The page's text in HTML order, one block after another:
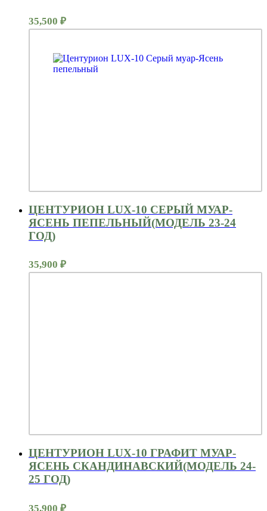
35,500 ₽
ЦЕНТУРИОН LUX-10 СЕРЫЙ МУАР-
ЯСЕНЬ ПЕПЕЛЬНЫЙ(МОДЕЛЬ 23-24
ГОД)
35,900 ₽
ЦЕНТУРИОН LUX-10 ГРАФИТ МУАР-
ЯСЕНЬ СКАНДИНАВСКИЙ(МОДЕЛЬ 24-
25 ГОД)
35,900 ₽